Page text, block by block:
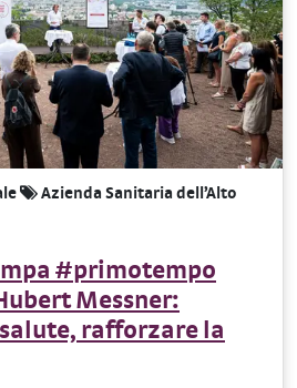
Azienda Sanitaria dell’Alto
#primotempo
Messner:
rafforzare la